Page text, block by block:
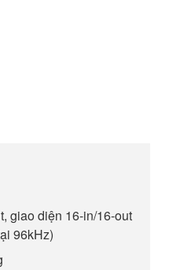
giao diện 16-in/16-out
96kHz)